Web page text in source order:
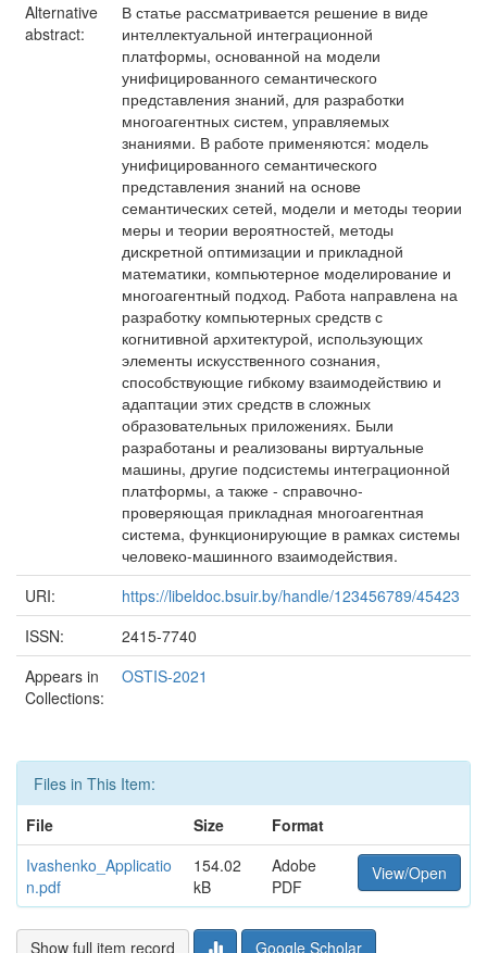
Alternative
abstract:
В статье рассматривается решение в виде
интеллектуальной интеграционной
платформы, основанной на модели
унифицированного семантического
представления знаний, для разработки
многоагентных систем, управляемых
знаниями. В работе применяются: модель
унифицированного семантического
представления знаний на основе
семантических сетей, модели и методы теории
меры и теории вероятностей, методы
дискретной оптимизации и прикладной
математики, компьютерное моделирование и
многоагентный подход. Работа направлена на
разработку компьютерных средств с
когнитивной архитектурой, использующих
элементы искусственного сознания,
способствующие гибкому взаимодействию и
адаптации этих средств в сложных
образовательных приложениях. Были
разработаны и реализованы виртуальные
машины, другие подсистемы интеграционной
платформы, а также - справочно-
проверяющая прикладная многоагентная
система, функционирующие в рамках системы
человеко-машинного взаимодействия.
URI:
https://libeldoc.bsuir.by/handle/123456789/45423
ISSN:
2415-7740
Appears in
Collections:
OSTIS-2021
Files in This Item:
File
Size
Format
Ivashenko_Applicatio
n.pdf
154.02
kB
Adobe
PDF
View/Open
Show full item record Google Scholar